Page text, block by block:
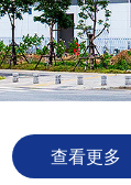
查看更多